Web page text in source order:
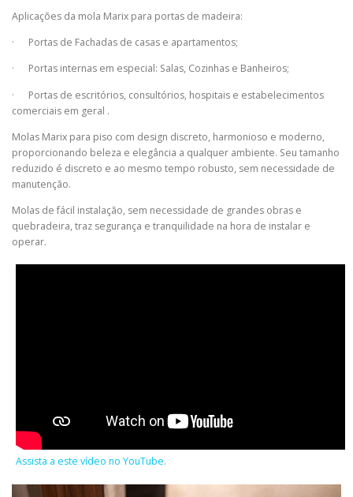
Aplicações da mola Marix para portas de madeira:
·
Portas de Fachadas de casas e apartamentos;
·
Portas internas em especial: Salas, Cozinhas e Banheiros;
·
Portas de escritórios, consultórios, hospitais e estabelecimentos
comerciais em geral .
Molas Marix para piso com design discreto, harmonioso e moderno,
proporcionando beleza e elegância a qualquer ambiente. Seu tamanho
reduzido é discreto e ao mesmo tempo robusto, sem necessidade de
manutenção.
Molas de fácil instalação, sem necessidade de grandes obras e
quebradeira, traz segurança e tranquilidade na hora de instalar e
operar.
Assista a este vídeo no YouTube.